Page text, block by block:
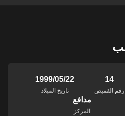
14
رقم القميص
22‏/05‏/1999
تاريخ الميلاد
مدافع
المركز